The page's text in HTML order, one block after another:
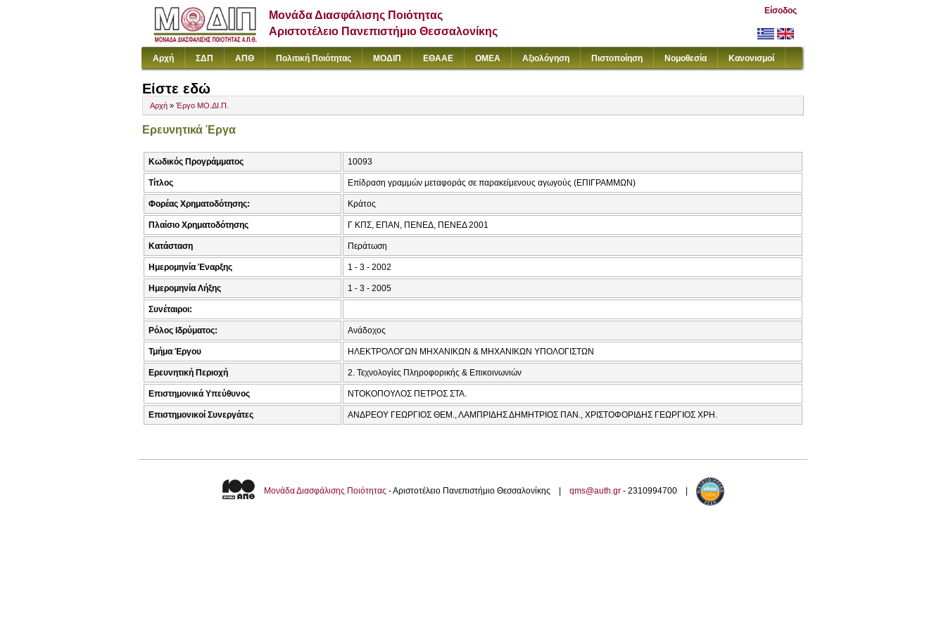
Μονάδα Διασφάλισης Ποιότητας
Αριστοτέλειο Πανεπιστήμιο Θεσσαλονίκης
Είσοδος
Αρχή ΣΔΠ ΑΠΘ Πολιτική Ποιότητας ΜΟΔΙΠ ΕΘΑΑΕ ΟΜΕΑ Αξιολόγηση Πιστοποίηση Νομοθεσία Κανονισμοί
Είστε εδώ
Αρχή » Έργο ΜΟ.ΔΙ.Π.
Ερευνητικά Έργα
Κωδικός Προγράμματος 10093
Τίτλος Επίδραση γραμμών μεταφοράς σε παρακείμενους αγωγούς (ΕΠΙΓΡΑΜΜΩΝ)
Φορέας Χρηματοδότησης: Κράτος
Πλαίσιο Χρηματοδότησης Γ ΚΠΣ, ΕΠΑΝ, ΠΕΝΕΔ, ΠΕΝΕΔ 2001
Κατάσταση Περάτωση
Ημερομηνία Έναρξης 1 - 3 - 2002
Ημερομηνία Λήξης 1 - 3 - 2005
Συνέταιροι:
Ρόλος Ιδρύματος: Ανάδοχος
Τμήμα Έργου ΗΛΕΚΤΡΟΛΟΓΩΝ ΜΗΧΑΝΙΚΩΝ & ΜΗΧΑΝΙΚΩΝ ΥΠΟΛΟΓΙΣΤΩΝ
Ερευνητική Περιοχή 2. Τεχνολογίες Πληροφορικής & Επικοινωνιών
Επιστημονικά Υπεύθυνος ΝΤΟΚΟΠΟΥΛΟΣ ΠΕΤΡΟΣ ΣΤΑ.
Επιστημονικοί Συνεργάτες ΑΝΔΡΕΟΥ ΓΕΩΡΓΙΟΣ ΘΕΜ., ΛΑΜΠΡΙΔΗΣ ΔΗΜΗΤΡΙΟΣ ΠΑΝ., ΧΡΙΣΤΟΦΟΡΙΔΗΣ ΓΕΩΡΓΙΟΣ ΧΡΗ.
Μονάδα Διασφάλισης Ποιότητας - Αριστοτέλειο Πανεπιστήμιο Θεσσαλονίκης | qms@auth.gr - 2310994700 |